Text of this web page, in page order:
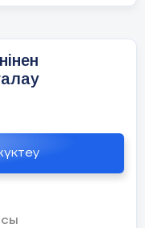
табыңдар.
үшбұрыштың